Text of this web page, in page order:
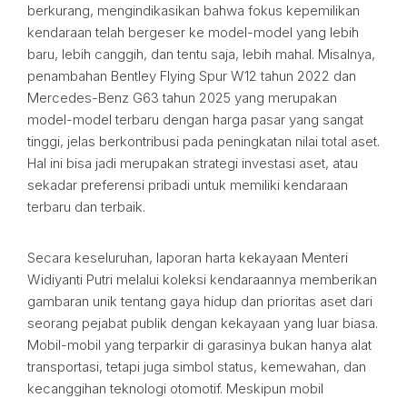
berkurang, mengindikasikan bahwa fokus kepemilikan
kendaraan telah bergeser ke model-model yang lebih
baru, lebih canggih, dan tentu saja, lebih mahal. Misalnya,
penambahan Bentley Flying Spur W12 tahun 2022 dan
Mercedes-Benz G63 tahun 2025 yang merupakan
model-model terbaru dengan harga pasar yang sangat
tinggi, jelas berkontribusi pada peningkatan nilai total aset.
Hal ini bisa jadi merupakan strategi investasi aset, atau
sekadar preferensi pribadi untuk memiliki kendaraan
terbaru dan terbaik.
Secara keseluruhan, laporan harta kekayaan Menteri
Widiyanti Putri melalui koleksi kendaraannya memberikan
gambaran unik tentang gaya hidup dan prioritas aset dari
seorang pejabat publik dengan kekayaan yang luar biasa.
Mobil-mobil yang terparkir di garasinya bukan hanya alat
transportasi, tetapi juga simbol status, kemewahan, dan
kecanggihan teknologi otomotif. Meskipun mobil